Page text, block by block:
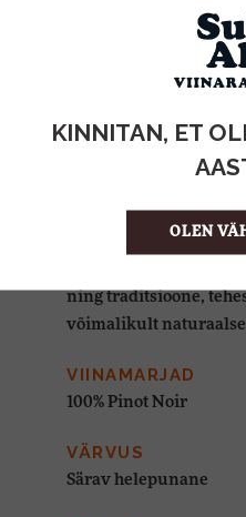
KINNITAN, ET
OLEN
SOBIVUS
DE LOACH veinimaja
päikeseküllaste
ning traditsioone,
võimalikult
VIINAMARJAD
100% Pinot Noir
VÄRVUS
Särav helepunane